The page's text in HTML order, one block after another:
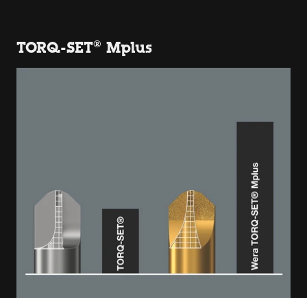
TORQ-SET® Mplus